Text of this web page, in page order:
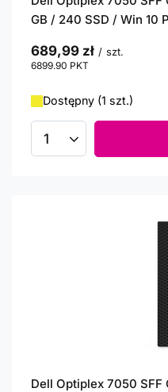
GB / 240 SSD / Win 10
689,99 zł / szt.
6899.90 PKT
Dostępny (1 szt.)
Ilość produktów
Dell Optiplex 7050